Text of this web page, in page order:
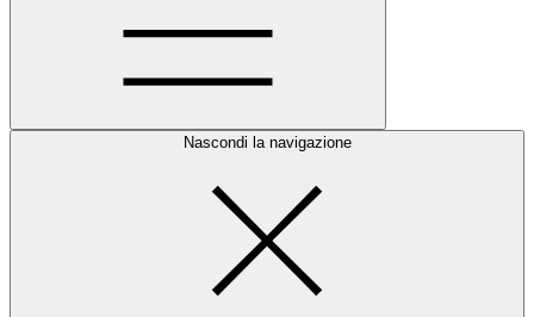
Nascondi la navigazione